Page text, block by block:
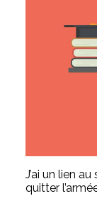
J’ai un lien
quitter